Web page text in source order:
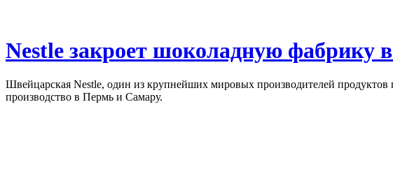
Nestle закроет шоколадную фабрику
Швейцарская Nestle, один из крупнейших мировых производителей продуктов
производство в Пермь и Самару.